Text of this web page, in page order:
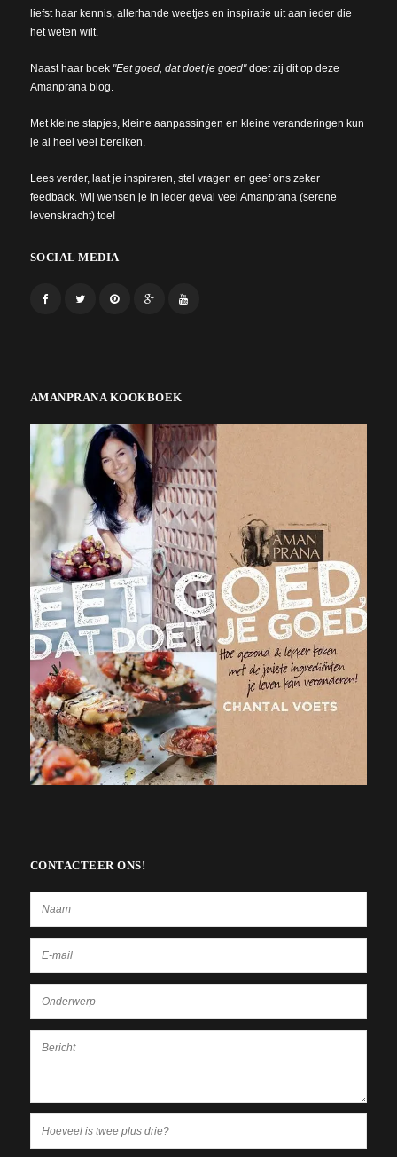
liefst haar kennis, allerhande weetjes en inspiratie uit aan ieder die
het weten wilt.
Naast haar boek "Eet goed, dat doet je goed"doet zij dit op deze
Amanprana blog.
Met kleine stapjes, kleine aanpassingen en kleine veranderingen kun
je al heel veel bereiken.
Lees verder, laat je inspireren, stel vragen en geef ons zeker
feedback. Wij wensen je in ieder geval veel Amanprana (serene
levenskracht) toe!
SOCIAL MEDIA
AMANPRANA KOOKBOEK
CONTACTEER ONS!